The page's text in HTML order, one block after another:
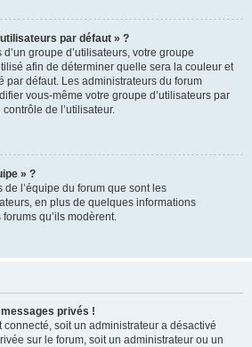
par défaut » ?
groupe d’utilisateurs, votre groupe
afin de déterminer quelle sera la couleur et
par défaut. Les administrateurs du forum
vous-même votre groupe d’utilisateurs par
de l’utilisateur.
» ?
l’équipe du forum que sont les
en plus de quelques informations
qu’ils modèrent.
privés !
connecté, soit un administrateur a désactivé
sur le forum, soit un administrateur ou un